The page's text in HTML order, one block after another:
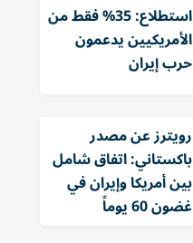
استطلاع: 35% فقط من
الأمريكيين يدعمون
حرب إيران
‏رويترز عن مصدر
باكستاني: اتفاق شامل
بين أمريكا وإيران في
غضون 60 يوماً